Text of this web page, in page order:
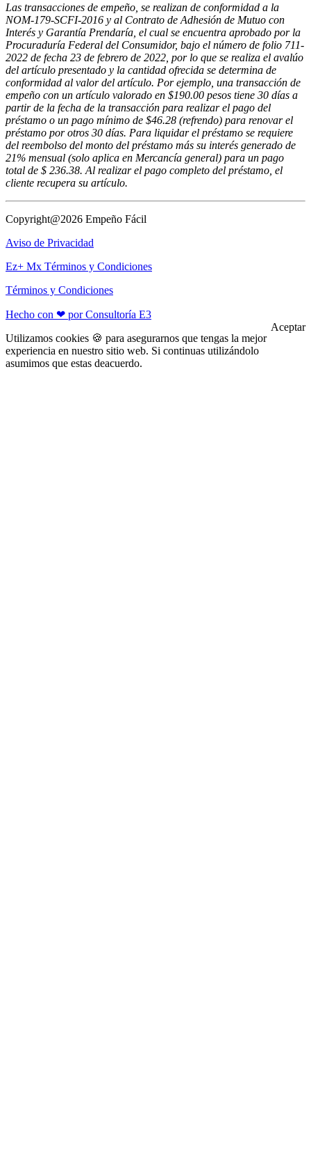
Las transacciones de empeño, se realizan de conformidad a la
NOM-179-SCFI-2016 y al Contrato de Adhesión de Mutuo con
Interés y Garantía Prendaría, el cual se encuentra aprobado por la
Procuraduría Federal del Consumidor, bajo el número de folio 711-
2022 de fecha 23 de febrero de 2022, por lo que se realiza el avalúo
del artículo presentado y la cantidad ofrecida se determina de
conformidad al valor del artículo. Por ejemplo, una transacción de
empeño con un artículo valorado en $190.00 pesos tiene 30 días a
partir de la fecha de la transacción para realizar el pago del
préstamo o un pago mínimo de $46.28 (refrendo) para renovar el
préstamo por otros 30 días. Para liquidar el préstamo se requiere
del reembolso del monto del préstamo más su interés generado de
21% mensual (solo aplica en Mercancía general) para un pago
total de $ 236.38. Al realizar el pago completo del préstamo, el
cliente recupera su artículo.
Copyright@2026 Empeño Fácil
Aviso de Privacidad
Ez+ Mx Términos y Condiciones
Términos y Condiciones
Hecho con ❤ por Consultoría E3
Utilizamos cookies 🍪 para asegurarnos que tengas la mejor
experiencia en nuestro sitio web. Si continuas utilizándolo
asumimos que estas deacuerdo.
Aceptar